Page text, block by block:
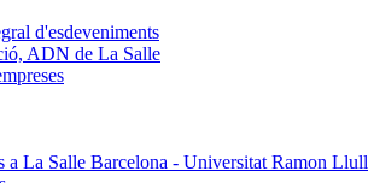
d'esdeveniments
ADN de La Salle
a La Salle Barcelona - Universitat Ramon Llull